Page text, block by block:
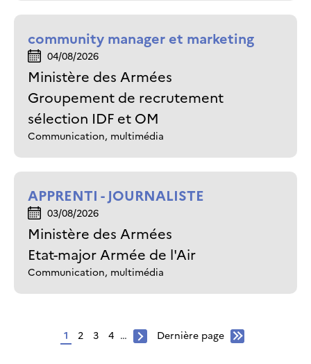
community manager et marketing
04/08/2026
Ministère des Armées
Groupement de recrutement
sélection IDF et OM
Communication, multimédia
APPRENTI - JOURNALISTE
03/08/2026
Ministère des Armées
Etat-major Armée de l'Air
Communication, multimédia
Pagination
Page
1 Page
2 Page
3 Page
4 …
PageDernière
Dernière page